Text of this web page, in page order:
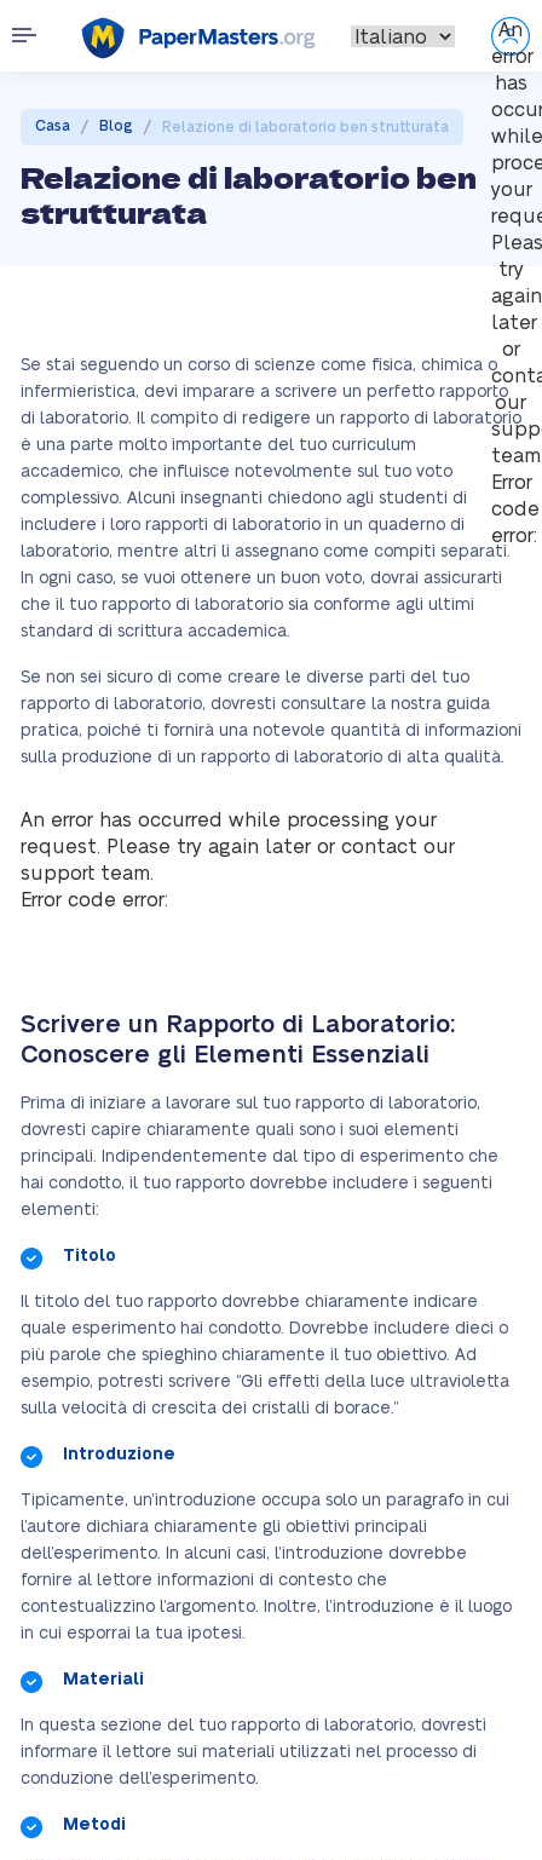
An
error
has
while
your
try
again
later
or
our
Error
code
error:
Casa / Blog / Relazione di laboratorio ben strutturata
Relazione di laboratorio ben
strutturata
Se stai seguendo un corso di scienze come fisica, chimica o
infermieristica, devi imparare a scrivere un perfetto rapporto
di laboratorio. Il compito di redigere un rapporto di laboratorio
è una parte molto importante del tuo curriculum
accademico, che influisce notevolmente sul tuo voto
complessivo. Alcuni insegnanti chiedono agli studenti di
includere i loro rapporti di laboratorio in un quaderno di
laboratorio, mentre altri li assegnano come compiti separati.
In ogni caso, se vuoi ottenere un buon voto, dovrai assicurarti
che il tuo rapporto di laboratorio sia conforme agli ultimi
standard di scrittura accademica.
Se non sei sicuro di come creare le diverse parti del tuo
rapporto di laboratorio, dovresti consultare la nostra guida
pratica, poiché ti fornirà una notevole quantità di informazioni
sulla produzione di un rapporto di laboratorio di alta qualità.
An error has occurred while processing your
request. Please try again later or contact our
support team.
Error code error:
Scrivere un Rapporto di Laboratorio:
Conoscere gli Elementi Essenziali
Prima di iniziare a lavorare sul tuo rapporto di laboratorio,
dovresti capire chiaramente quali sono i suoi elementi
principali. Indipendentemente dal tipo di esperimento che
hai condotto, il tuo rapporto dovrebbe includere i seguenti
elementi:
Titolo
Il titolo del tuo rapporto dovrebbe chiaramente indicare
quale esperimento hai condotto. Dovrebbe includere dieci o
più parole che spieghino chiaramente il tuo obiettivo. Ad
esempio, potresti scrivere “Gli effetti della luce ultravioletta
sulla velocità di crescita dei cristalli di borace.”
Introduzione
Tipicamente, un’introduzione occupa solo un paragrafo in cui
l’autore dichiara chiaramente gli obiettivi principali
dell’esperimento. In alcuni casi, l’introduzione dovrebbe
fornire al lettore informazioni di contesto che
contestualizzino l’argomento. Inoltre, l’introduzione è il luogo
in cui esporrai la tua ipotesi.
Materiali
In questa sezione del tuo rapporto di laboratorio, dovresti
informare il lettore sui materiali utilizzati nel processo di
conduzione dell’esperimento.
Metodi